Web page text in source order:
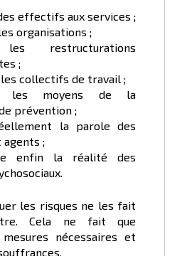
effectifs aux services ;
organisations ;
restructurations
;
collectifs de travail ;
les moyens de la
prévention ;
la parole des
;
enfin la réalité des
les risques ne les fait
Cela ne fait que
nécessaires et